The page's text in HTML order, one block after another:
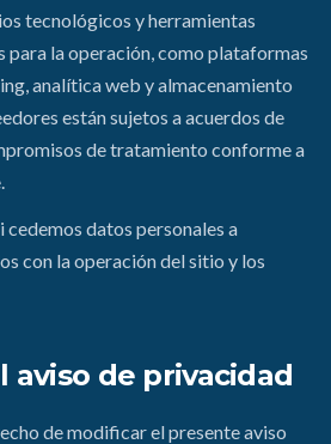
tecnológicos y herramientas
para la operación, como plataformas
analítica web y almacenamiento
están sujetos a acuerdos de
de tratamiento conforme a
datos personales a
con la operación del sitio y los
aviso de privacidad
de modificar el presente aviso